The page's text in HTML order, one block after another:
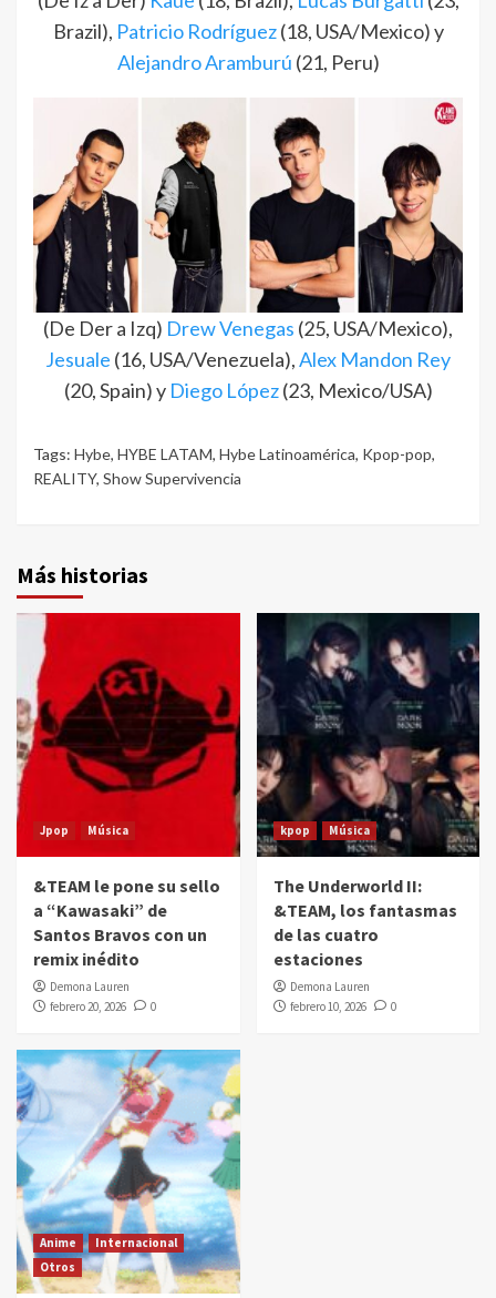
Brazil), Patricio Rodríguez(18, USA/Mexico) y
Alejandro Aramburú (21, Peru)
(De Der a Izq) Drew Venegas (25, USA/Mexico),
Jesuale (16, USA/Venezuela),Alex Mandon Rey
(20, Spain) y Diego López(23, Mexico/USA)
Tags: Hybe, HYBE LATAM, Hybe Latinoamérica, Kpop-pop,
REALITY, Show Supervivencia
Más historias
Jpop Música
&TEAM le pone su sello
a “Kawasaki” de
Santos Bravos con un
remix inédito
Demona Lauren
febrero 20, 2026
0
kpop Música
The Underworld II:
&TEAM, los fantasmas
de las cuatro
estaciones
Demona Lauren
febrero 10, 2026
0
Anime
Internacional
Otros